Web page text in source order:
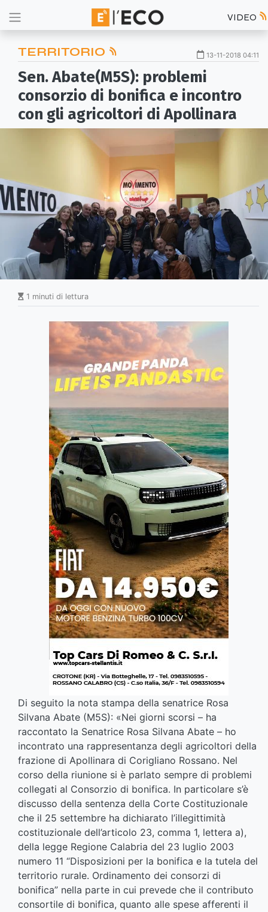
VIDEO
TERRITORIO 13-11-2018 04:11
Sen. Abate(M5S): problemi
consorzio di bonifica e incontro
con gli agricoltori di Apollinara
1 minuti di lettura
Di seguito la nota stampa della senatrice Rosa
Silvana Abate (M5S): «Nei giorni scorsi – ha
raccontato la Senatrice Rosa Silvana Abate – ho
incontrato una rappresentanza degli agricoltori della
frazione di Apollinara di Corigliano Rossano. Nel
corso della riunione si è parlato sempre di problemi
collegati al Consorzio di bonifica. In particolare s’è
discusso della sentenza della Corte Costituzionale
che il 25 settembre ha dichiarato l’illegittimità
costituzionale dell’articolo 23, comma 1, lettera a),
della legge Regione Calabria del 23 luglio 2003
numero 11 “Disposizioni per la bonifica e la tutela del
territorio rurale. Ordinamento dei consorzi di
bonifica” nella parte in cui prevede che il contributo
consortile di bonifica, quanto alle spese afferenti il